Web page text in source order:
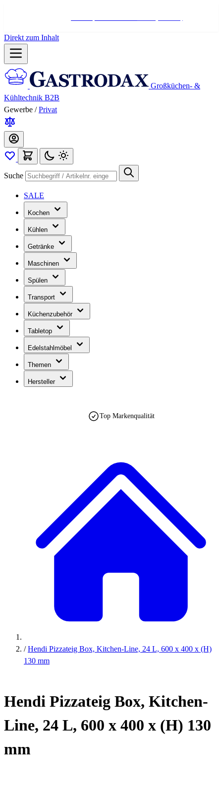
Direkt zum Inhalt
Großküchen- &
Kühltechnik B2B
Gewerbe / Privat
Suche
SALE
Kochen
Kühlen
Getränke
Maschinen
Spülen
Transport
Küchenzubehör
Tabletop
Edelstahlmöbel
Themen
Hersteller
Top Markenqualität
/ Hendi Pizzateig Box, Kitchen-Line, 24 L, 600 x 400 x (H)
130 mm
Hendi Pizzateig Box, Kitchen-
Line, 24 L, 600 x 400 x (H) 130
mm